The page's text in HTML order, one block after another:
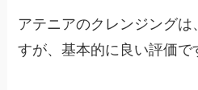
アテニアのクレンジングは
すが、基本的に良い評価で